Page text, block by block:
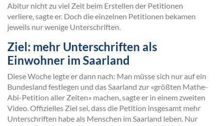
Abitur nicht zu viel Zeit beim Erstellen der Petitionen
verliere, sagte er. Doch die einzelnen Petitionen bekamen
jeweils nur wenige Unterschriften.
Ziel: mehr Unterschriften als
Einwohner im Saarland
Diese Woche legte er dann nach: Man müsse sich nur auf ein
Bundesland festlegen und das Saarland zur «größten Mathe-
Abi-Petition aller Zeiten» machen, sagte er in einem zweiten
Video. Offizielles Ziel sei, dass die Petition insgesamt mehr
Unterschriften habe als Menschen im Saarland leben. Nur